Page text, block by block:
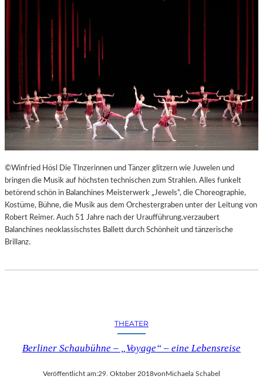
©Winfried Hösl Die Tlnzerinnen und Tänzer glitzern wie Juwelen und
bringen die Musik auf höchsten technischen zum Strahlen. Alles funkelt
betörend schön in Balanchines Meisterwerk „Jewels“, die Choreographie,
Kostüme, Bühne, die Musik aus dem Orchestergraben unter der Leitung von
Robert Reimer. Auch 51 Jahre nach der Uraufführung.verzaubert
Balanchines neoklassischstes Ballett durch Schönheit und tänzerische
Brillanz.
THEATER
Berliner Schaubühne – „Voyage“ – eine Lebensreise
Veröffentlicht am:29. Oktober 2018von Michaela Schabel